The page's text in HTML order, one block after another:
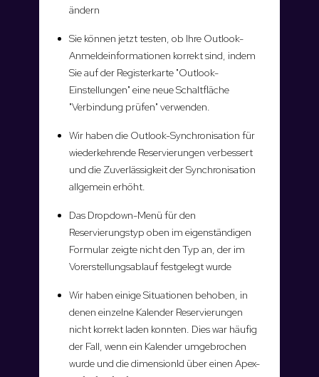
ändern
Sie können jetzt testen, ob Ihre Outlook-
Anmeldeinformationen korrekt sind, indem
Sie auf der Registerkarte "Outlook-
Einstellungen" eine neue Schaltfläche
"Verbindung prüfen" verwenden.
Wir haben die Outlook-Synchronisation für
wiederkehrende Reservierungen verbessert
und die Zuverlässigkeit der Synchronisation
allgemein erhöht.
Das Dropdown-Menü für den
Reservierungstyp oben im eigenständigen
Formular zeigte nicht den Typ an, der im
Vorerstellungsablauf festgelegt wurde
Wir haben einige Situationen behoben, in
denen einzelne Kalender Reservierungen
nicht korrekt laden konnten. Dies war häufig
der Fall, wenn ein Kalender umgebrochen
wurde und die dimensionId über einen Apex-